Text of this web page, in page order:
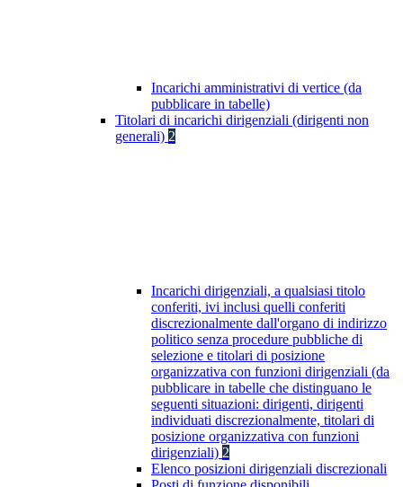
Incarichi amministrativi di vertice (da
pubblicare in tabelle)
Titolari di incarichi dirigenziali (dirigenti non
generali) 2
Incarichi dirigenziali, a qualsiasi titolo
conferiti, ivi inclusi quelli conferiti
discrezionalmente dall'organo di indirizzo
politico senza procedure pubbliche di
selezione e titolari di posizione
organizzativa con funzioni dirigenziali (da
pubblicare in tabelle che distinguano le
seguenti situazioni: dirigenti, dirigenti
individuati discrezionalmente, titolari di
posizione organizzativa con funzioni
dirigenziali) 2
Elenco posizioni dirigenziali discrezionali